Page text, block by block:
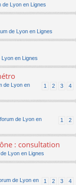
de Lyon en Lignes
de Lyon en Lignes
Lyon en Lignes
1 2 3 4
de Lyon en
1 2
forum de Lyon en
: consultation
de Lyon en Lignes
1 2 3 4
de Lyon en